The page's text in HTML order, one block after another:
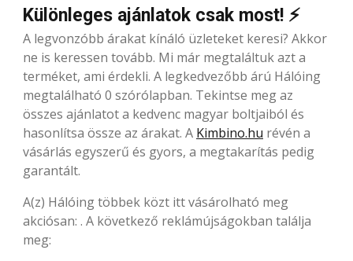
Különleges ajánlatok csak most! ⚡
A legvonzóbb árakat kínáló üzleteket keresi? Akkor
ne is keressen tovább. Mi már megtaláltuk azt a
terméket, ami érdekli. A legkedvezőbb árú Hálóing
megtalálható 0 szórólapban. Tekintse meg az
összes ajánlatot a kedvenc magyar boltjaiból és
hasonlítsa össze az árakat. A Kimbino.hu révén a
vásárlás egyszerű és gyors, a megtakarítás pedig
garantált.
A(z) Hálóing többek közt itt vásárolható meg
akciósan: . A következő reklámújságokban találja
meg: